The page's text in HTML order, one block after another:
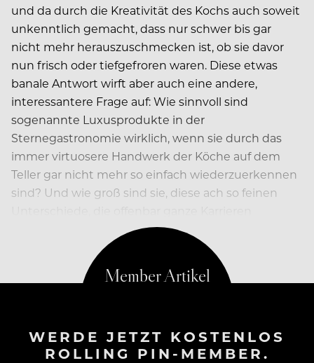
und da durch die Kreativität des Kochs auch soweit
unkenntlich gemacht, dass nur schwer bis gar
nicht mehr herauszuschmecken ist, ob sie davor
nun frisch oder tiefgefroren waren. Diese etwas
banale Antwort wirft aber auch eine andere,
interessantere Frage auf: Wie sinnvoll sind
sogenannte Luxusprodukte in der
Sternegastronomie wirklich, wenn sie durch das
immer virtuosere Handwerk der Köche auf dem
Teller gar nicht mehr so einfach wiederzuerkennen
sind? Und wie groß sind sie, diese ach so feinen
WERDE JETZT KOSTENLOS
ROLLING PIN-MEMBER.